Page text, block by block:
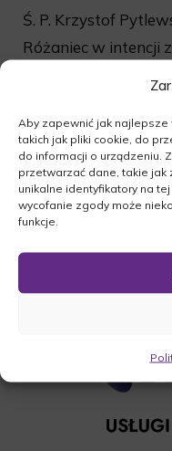
Aby zapewnić jak najlepsze
takich jak pliki cookie, do
do informacji o urządzeniu.
przetwarzać dane, takie
unikalne identyfikatory na
wycofanie zgody może
funkcje.
Ś. P. Krzystof
Różaniec w intencji
Msza żałobna
godzinie 13:00 w
Ceremonia
Lubniewicach po
O czym
Rodzina.